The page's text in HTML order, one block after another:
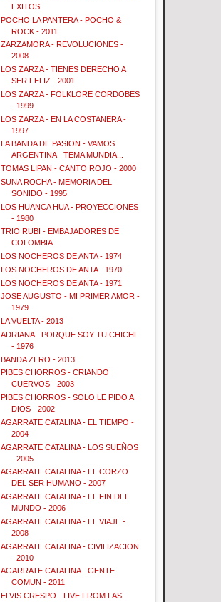
EXITOS
POCHO LA PANTERA - POCHO &
ROCK - 2011
ZARZAMORA - REVOLUCIONES -
2008
LOS ZARZA - TIENES DERECHO A
SER FELIZ - 2001
LOS ZARZA - FOLKLORE CORDOBES
- 1999
LOS ZARZA - EN LA COSTANERA -
1997
LA BANDA DE PASION - VAMOS
ARGENTINA - TEMA MUNDIA...
TOMAS LIPAN - CANTO ROJO - 2000
SUNA ROCHA - MEMORIA DEL
SONIDO - 1995
LOS HUANCA HUA - PROYECCIONES
- 1980
TRIO RUBI - EMBAJADORES DE
COLOMBIA
LOS NOCHEROS DE ANTA - 1974
LOS NOCHEROS DE ANTA - 1970
LOS NOCHEROS DE ANTA - 1971
JOSE AUGUSTO - MI PRIMER AMOR -
1979
LA VUELTA - 2013
ADRIANA - PORQUE SOY TU CHICHI
- 1976
BANDA ZERO - 2013
PIBES CHORROS - CRIANDO
CUERVOS - 2003
PIBES CHORROS - SOLO LE PIDO A
DIOS - 2002
AGARRATE CATALINA - EL TIEMPO -
2004
AGARRATE CATALINA - LOS SUEÑOS
- 2005
AGARRATE CATALINA - EL CORZO
DEL SER HUMANO - 2007
AGARRATE CATALINA - EL FIN DEL
MUNDO - 2006
AGARRATE CATALINA - EL VIAJE -
2008
AGARRATE CATALINA - CIVILIZACION
- 2010
AGARRATE CATALINA - GENTE
COMUN - 2011
ELVIS CRESPO - LIVE FROM LAS